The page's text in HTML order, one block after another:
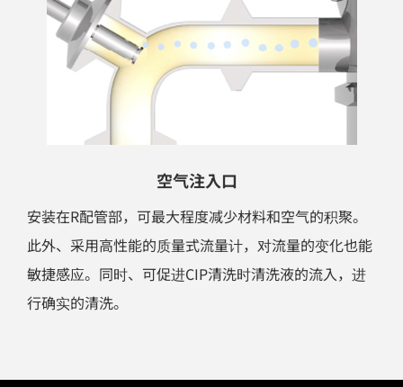
空气注入口
安装在R配管部，可最大程度减少材料和空气的积聚。
此外、采用高性能的质量式流量计，对流量的变化也能
敏捷感应。同时、可促进CIP清洗时清洗液的流入，进
行确实的清洗。